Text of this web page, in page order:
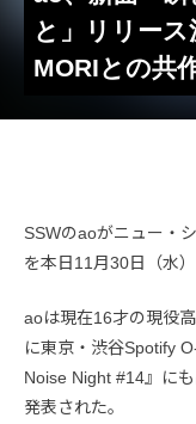
と」リリー
MORIとの共
SSWのaoがニュー・
を本日11月30日（水）
aoは現在16才の現役
に東京・渋谷Spotify
Noise Night #14』に
発表された。